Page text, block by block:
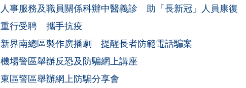
人事服務及職員關係科辦中醫義診 助「長新冠」人員康復
重行受聘 攜手抗疫
新界南總區製作廣播劇 提醒長者防範電話騙案
機場警區舉辦反恐及防騙網上講座
東區警區舉辦網上防騙分享會